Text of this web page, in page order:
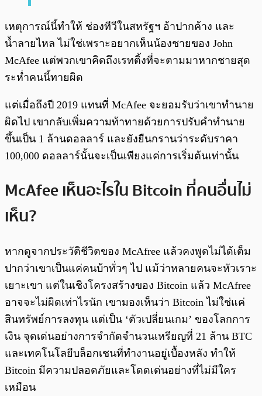
เหตุการณ์นี้ทำให้ ช่องทีวีในสหรัฐฯ อ้าปากค้าง และ
น้ำลายไหล ไม่ใช่เพราะอยากเห็นน้องชายของ John
McAfee แต่พวกเขาคิดถึงเรทติ้งที่จะตามมาหากชายสุด
ระห่ำคนนี้ทายผิด
แต่เมื่อถึงปี 2019 แทนที่ McAfee จะยอมรับว่าเขาทำนาย
ผิดไป เขากลับเพิ่มความท้าทายด้วยการปรับคำทำนาย
ขึ้นเป็น 1 ล้านดอลลาร์ และยังยืนกรานว่าระดับราคา
100,000 ดอลลาร์นั้นจะเป็นเพียงแค่การเริ่มต้นเท่านั้น
McAfee เห็นอะไรใน Bitcoin ที่คนอื่นไม่
เห็น?
หากดูจากประวัติชีวิตของ McAfree แล้วคงพูดไม่ได้เต็ม
ปากว่าเขาเป็นแค่คนบ้าทั่วๆ ไป แม้ว่าหลายคนจะหัวเราะ
เยาะเขา แต่ในเชิงโครงสร้างของ Bitcoin แล้ว McAfree
อาจจะไม่ผิดเท่าไรนัก เขามองเห็นว่า Bitcoin ไม่ใช่แค่
สินทรัพย์การลงทุน แต่เป็น ‘ตัวเปลี่ยนเกม’ ของโลกการ
เงิน จุดเด่นอย่างการจำกัดจำนวนเหรียญที่ 21 ล้าน BTC
และเทคโนโลยีบล็อกเชนที่ทำงานอยู่เบื้องหลัง ทำให้
Bitcoin มีความปลอดภัยและโดดเด่นอย่างที่ไม่มีใคร
เหมือน